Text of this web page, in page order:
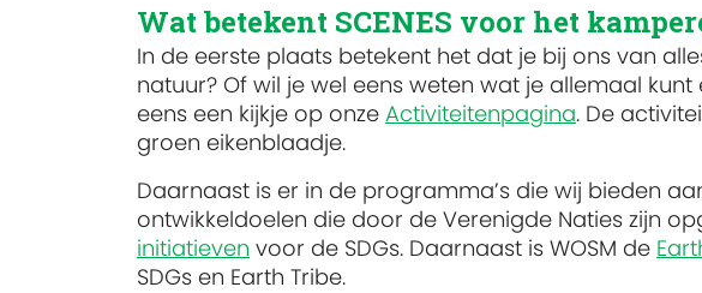
Wat betekent SCENES voor het
In de eerste plaats betekent het dat je bij ons van
natuur? Of wil je wel eens weten wat je allemaal
eens een kijkje op onze Activiteitenpagina. De
groen eikenblaadje.
Daarnaast is er in de programma’s die wij bieden
ontwikkeldoelen die door de Verenigde Naties zijn
initiatieven voor de SDGs. Daarnaast is WOSM de
SDGs en Earth Tribe.